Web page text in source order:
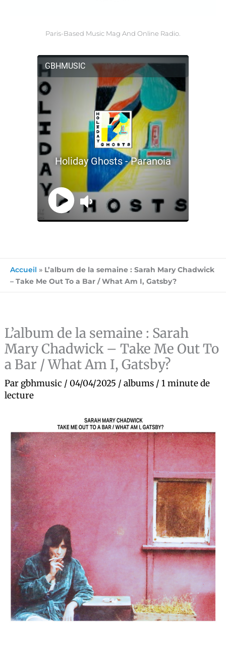
Paris-Based Music Mag And Online Radio.
Accueil » L’album de la semaine : Sarah Mary Chadwick
– Take Me Out To a Bar / What Am I, Gatsby?
L’album de la semaine : Sarah
Mary Chadwick – Take Me Out To
a Bar / What Am I, Gatsby?
Par gbhmusic / 04/04/2025 /albums /1 minute de
lecture